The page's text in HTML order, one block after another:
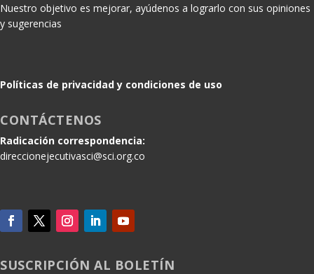
Nuestro objetivo es mejorar, ayúdenos a lograrlo con sus opiniones
y sugerencias
Políticas de privacidad y condiciones de uso
CONTÁCTENOS
Radicación correspondencia:
direccionejecutivasci@sci.org.co
SUSCRIPCIÓN AL BOLETÍN